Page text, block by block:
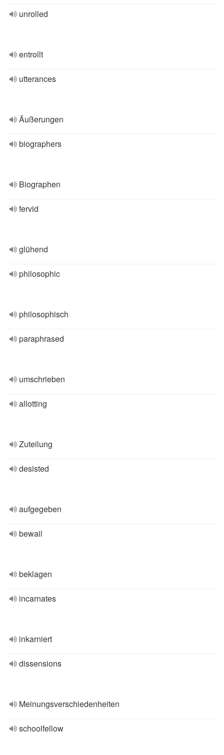
unrolled
entrollt
utterances
Äußerungen
biographers
Biographen
fervid
glühend
philosophic
philosophisch
paraphrased
umschrieben
allotting
Zuteilung
desisted
aufgegeben
bewail
beklagen
incarnates
inkarniert
dissensions
Meinungsverschiedenheiten
schoolfellow